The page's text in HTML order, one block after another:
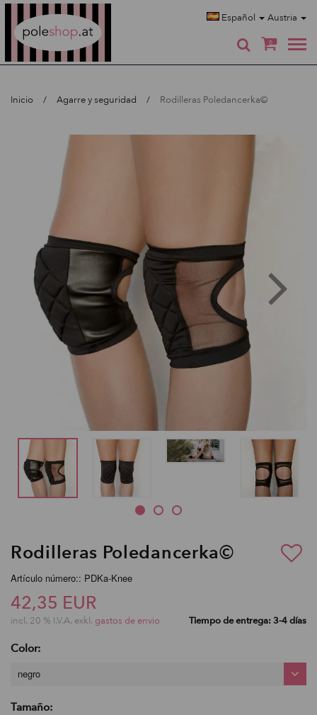
Español Austria
0
Inicio Agarre y seguridad Rodilleras Poledancerka©
Rodilleras Poledancerka©
Artículo número:: PDKa-Knee
42,35 EUR
incl. 20 % I.V.A. exkl. gastos de envio Tiempo de entrega: 3-4 días
Color:
negro
Tamaño: